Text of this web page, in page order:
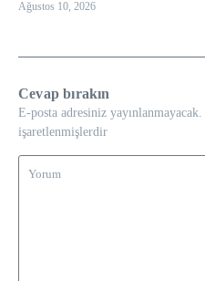
Ağustos 10, 2026
Cevap bırakın
E-posta adresiniz yayınlanmayacak.
işaretlenmişlerdir